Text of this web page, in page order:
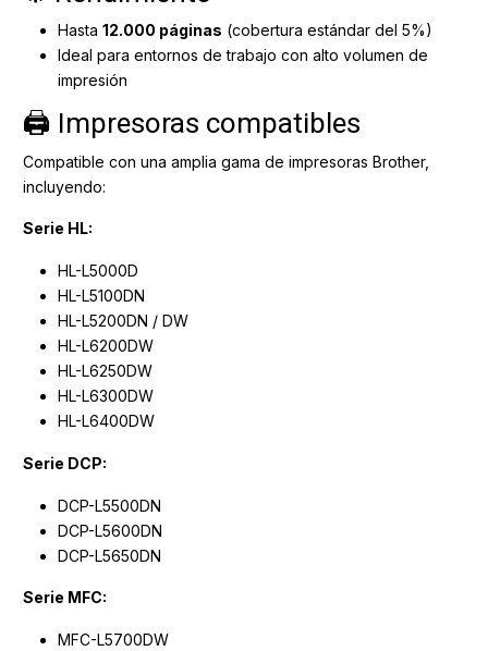
Hasta 12.000 páginas (cobertura estándar del 5%)
Ideal para entornos de trabajo con alto volumen de
impresión
🖨️ Impresoras compatibles
Compatible con una amplia gama de impresoras Brother,
incluyendo:
Serie HL:
HL-L5000D
HL-L5100DN
HL-L5200DN / DW
HL-L6200DW
HL-L6250DW
HL-L6300DW
HL-L6400DW
Serie DCP:
DCP-L5500DN
DCP-L5600DN
DCP-L5650DN
Serie MFC:
MFC-L5700DW